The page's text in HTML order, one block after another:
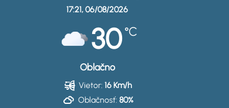
17:21,06/08/2026
30°C
Oblačno
Vietor: 16 Km/h
Oblačnosť: 80%